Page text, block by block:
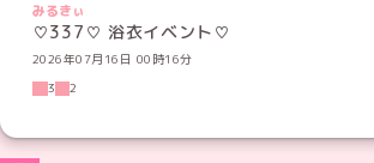
みるきぃ
♡337♡ 浴衣イベント♡
2026年07月16日 00時16分
3
2